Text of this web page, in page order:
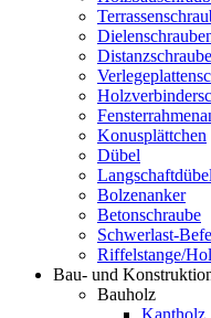
Konusplättchen
Dübel
Langschaftdübel
Bolzenanker
Betonschraube
Schwerlast-
Riffelstange/
Bau- und
Bauholz
Kantholz